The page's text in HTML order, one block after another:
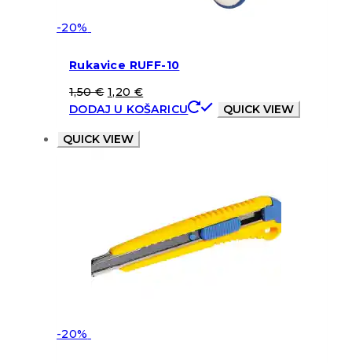
-20%
Rukavice RUFF-10
1,50€ 1,20 €
DODAJ U KOŠARICU
QUICK VIEW
QUICK VIEW
-20%